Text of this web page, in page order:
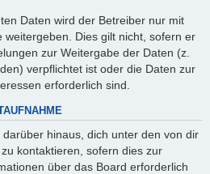
Daten wird der Betreiber nur mit
Dies gilt nicht, sofern er
zur Weitergabe der Daten (z.
verpflichtet ist oder die Daten zur
erforderlich sind.
hinaus, dich unter den von dir
kontaktieren, sofern dies zur
über das Board erforderlich